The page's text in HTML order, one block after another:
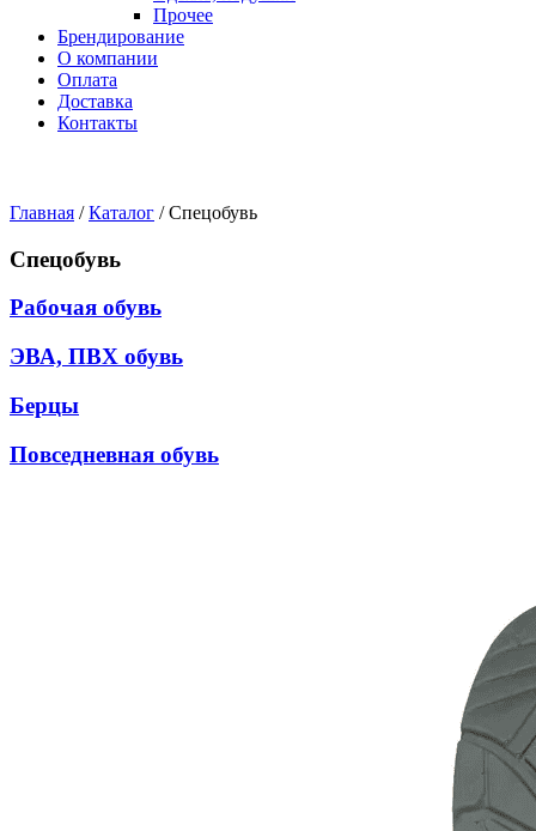
Прочее
Брендирование
О компании
Оплата
Доставка
Контакты
Главная / Каталог / Спецобувь
Спецобувь
Рабочая обувь
ЭВА, ПВХ обувь
Берцы
Повседневная обувь